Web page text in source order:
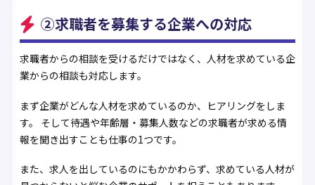
②求職者を募集する企業への対応
求職者からの相談を受けるだけではなく、人材を求めている企
業からの相談も対応します。
まず企業がどんな人材を求めているのか、ヒアリングをしま
す。 そして待遇や年齢層・募集人数などの求職者が求める情
報を聞き出すことも仕事の1つです。
また、求人を出しているのにもかかわらず、求めている人材が